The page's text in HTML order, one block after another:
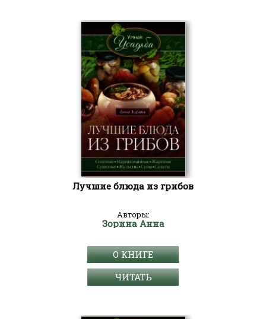
Лучшие блюда из грибов
Авторы:
Зорина Анна
О КНИГЕ
ЧИТАТЬ